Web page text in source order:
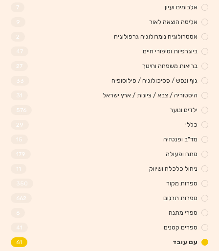
אלבומים ועיון 7
אליטה הוצאה לאור 9
אסטרולוגיה נומרולוגיה גרפולוגיה 2
ביוגרפיות וסיפורי חיים 47
בריאות משפחה וחינוך 27
גוף ונפש / פסיכולוגיה / פילוסופיה 33
היסטוריה / צבא / ציונות / ארץ ישראל 31
ילדים ונוער 576
כללי 29
מד"ב ופנטזיה 15
מתח ופעולה 179
ניהול כלכלה ושיווק 11
ספרות מקור 350
ספרות תרגום 662
ספרי מתנה 6
ספרים קטנים 41
עם עובד 61